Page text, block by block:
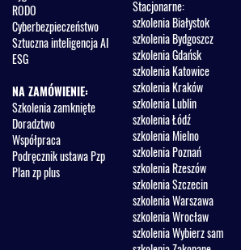
3.6.4. Sekcja IV – omówienie
3.6.5. Sekcja VI - omówienie
3.6.6. Sekcja VII - omówienie
3.6.7. Sekcja VIII – omówienie
3.6.8. Sekcja IX – omówienie
3.7. Przygotowanie i przekazanie
zamówienia – w jaki sposób Zamawiający ma
sprawozdawczy – szczegółowe omówienie
obowiązek złożenia Sprawozdania o
dany rok, czym są kwestie związane z re-
sprawozdaniu, korekta sprawozdania?;
RODO
Cyberbezpieczeństwo
Sztuczna inteligencja AI
ESG
NA ZAMÓWIENIE:
Szkolenia zamknięte
Doradztwo
Współpraca
Podręcznik ustawa Pzp
Plan zp plus
Stacjonarne:
szkolenia Białystok
szkolenia Bydgoszcz
szkolenia Gdańsk
szkolenia Katowice
szkolenia Kraków
szkolenia Lublin
szkolenia Łódź
szkolenia Mielno
szkolenia Poznań
szkolenia Rzeszów
szkolenia Szczecin
szkolenia Warszawa
szkolenia Wrocław
szkolenia Wybierz sam